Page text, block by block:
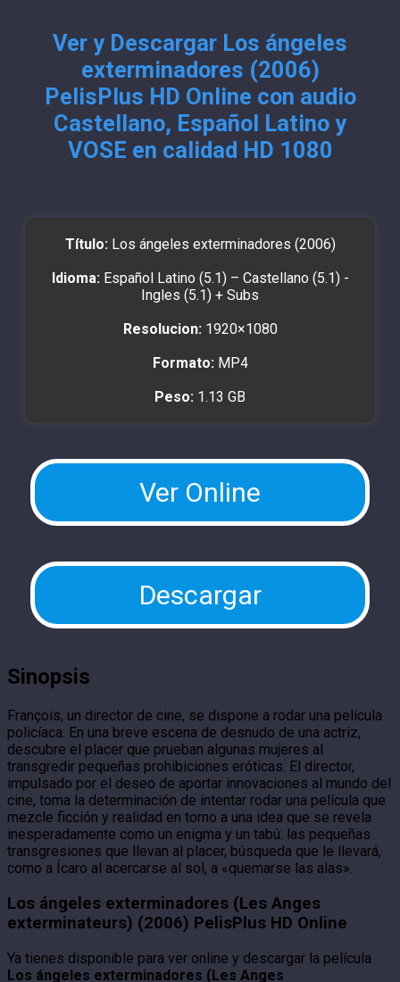
Ver y Descargar Los ángeles
exterminadores (2006)
PelisPlus HD Online con audio
Castellano, Español Latino y
VOSE en calidad HD 1080
Título: Los ángeles exterminadores (2006)
Idioma: Español Latino (5.1) – Castellano (5.1) -
Ingles (5.1) + Subs
Resolucion: 1920×1080
Formato: MP4
Peso: 1.13 GB
Ver Online
Descargar
Sinopsis
François, un director de cine, se dispone a rodar una película
policíaca. En una breve escena de desnudo de una actriz,
descubre el placer que prueban algunas mujeres al
transgredir pequeñas prohibiciones eróticas. El director,
impulsado por el deseo de aportar innovaciones al mundo del
cine, toma la determinación de intentar rodar una película que
mezcle ficción y realidad en torno a una idea que se revela
inesperadamente como un enigma y un tabú: las pequeñas
transgresiones que llevan al placer, búsqueda que le llevará,
como a Ícaro al acercarse al sol, a «quemarse las alas».
Los ángeles exterminadores (Les Anges
exterminateurs) (2006) PelisPlus HD Online
Ya tienes disponible para ver online y descargar la película
Los ángeles exterminadores (Les Anges